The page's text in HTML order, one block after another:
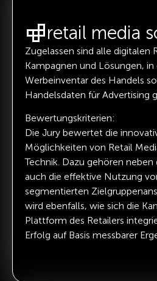
retail media
Zugelassen sind alle digitalen
Kampagnen und Lösungen,
Werbeinventar des Handels
Handelsdaten für Advertising
Bewertungskriterien:
Die Jury bewertet die
Möglichkeiten von Retail
Technik. Dazu gehören
auch die effektive Nutzung
segmentierten
wird ebenfalls, wie sich die
Plattform des Retailers
Erfolg auf Basis messbarer